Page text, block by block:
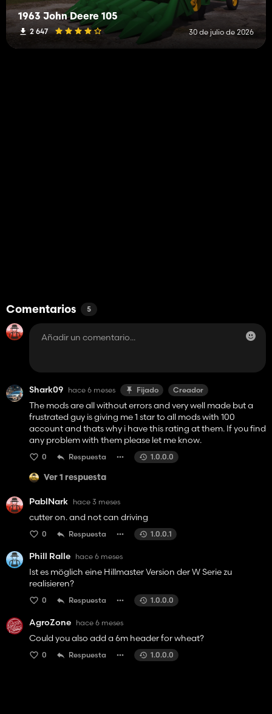
1963 John Deere 105
2 647 30 de julio de 2026
Comentarios 5
Shark09 hace 6 meses Fijado Creador
The mods are all without errors and very well made but a
frustrated guy is giving me 1 star to all mods with 100
account and thats why i have this rating at them. If you find
any problem with them please let me know.
0 Respuesta 1.0.0.0
Ver 1 respuesta
PablNark hace 3 meses
cutter on. and not can driving
0 Respuesta 1.0.0.1
Phill Ralle hace 6 meses
Ist es möglich eine Hillmaster Version der W Serie zu
realisieren?
0 Respuesta 1.0.0.0
AgroZone hace 6 meses
Could you also add a 6m header for wheat?
0 Respuesta 1.0.0.0